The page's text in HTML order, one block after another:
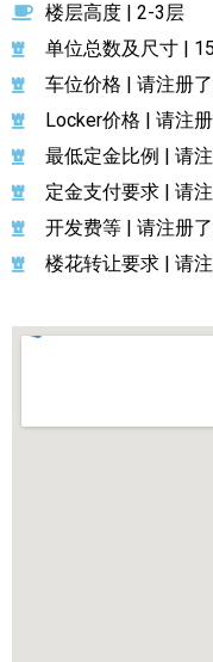
楼层高度 | 2-3层
单位总数及尺寸 |
车位价格 | 请注册
Locker价格 | 请注
最低定金比例 | 请
定金支付要求 | 请
开发费等 | 请注册
楼花转让要求 | 请